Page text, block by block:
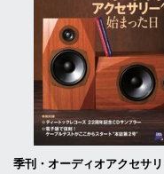
季刊・オーディオアクセサ